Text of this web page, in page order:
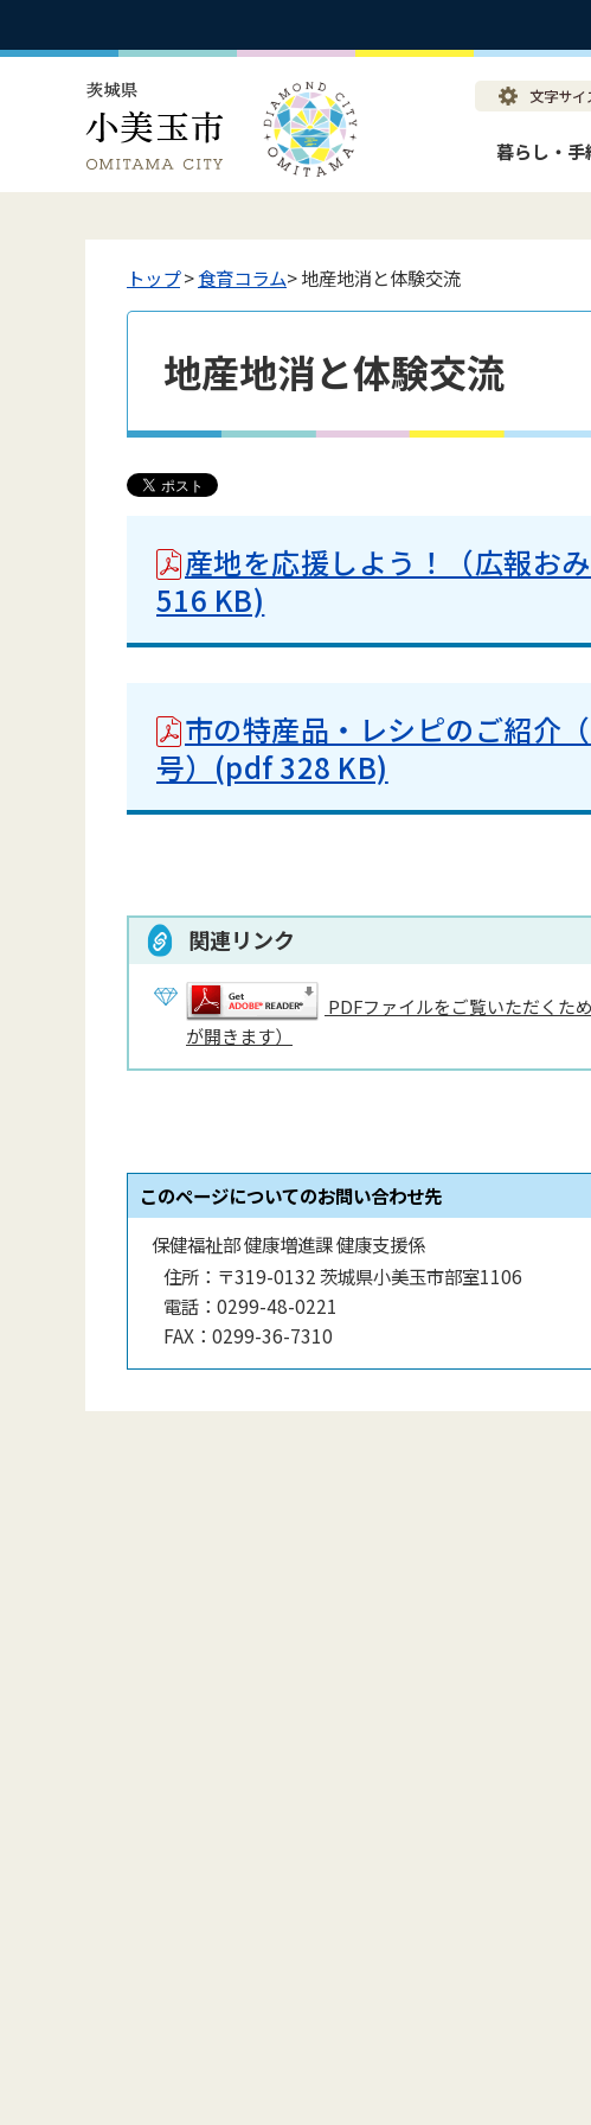
暮らし・手
トップ>食育コラム> 地産地消と体験交流
地産地消と体験交流
産地を応援しよう！（広報お
516 KB)
市の特産品・レシピのご紹介
号）(pdf 328 KB)
関連リンク
PDFファイルをご覧いただくた
が開きます）
このページについてのお問い合わせ先
保健福祉部 健康増進課 健康支援係
住所： 〒319-0132 茨城県小美玉市部室1106
電話： 0299-48-0221
FAX： 0299-36-7310